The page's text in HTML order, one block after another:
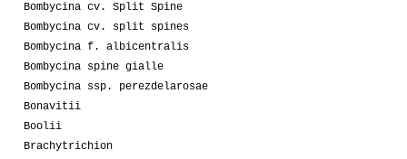
Bombycina cv. Split Spine
Bombycina cv. split spines
Bombycina f. albicentralis
Bombycina spine gialle
Bombycina ssp. perezdelarosae
Bonavitii
Boolii
Brachytrichion